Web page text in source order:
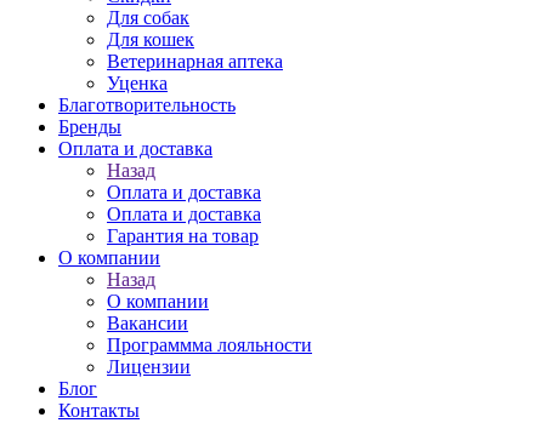
Для собак
Для кошек
Ветеринарная аптека
Уценка
Благотворительность
Бренды
Оплата и доставка
Назад
Оплата и доставка
Оплата и доставка
Гарантия на товар
О компании
Назад
О компании
Вакансии
Программма лояльности
Лицензии
Блог
Контакты